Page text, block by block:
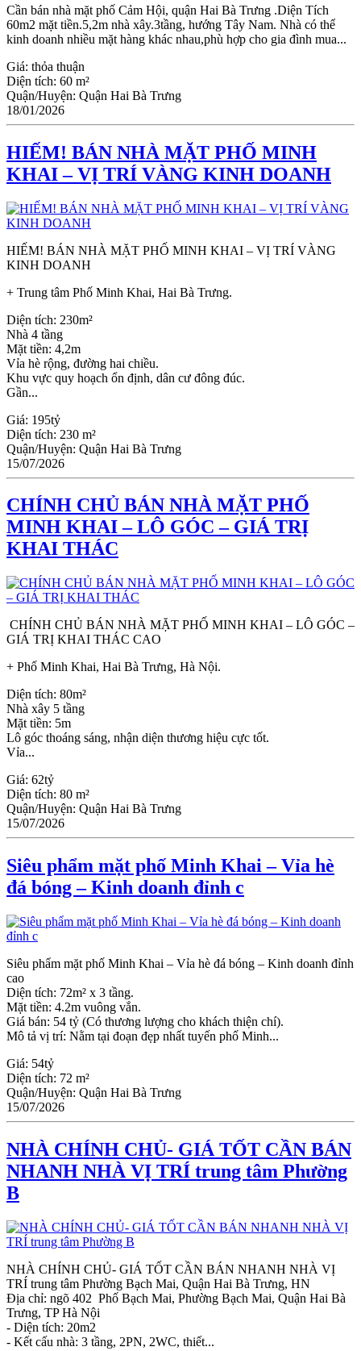
Cần bán nhà mặt phố Cảm Hội, quận Hai Bà Trưng .Diện Tích
60m2 mặt tiền.5,2m nhà xây.3tầng, hướng Tây Nam. Nhà có thể
kinh doanh nhiều mặt hàng khác nhau,phù hợp cho gia đình mua...
Giá: thỏa thuận
Diện tích: 60 m²
Quận/Huyện: Quận Hai Bà Trưng
18/01/2026
HIẾM! BÁN NHÀ MẶT PHỐ MINH
KHAI – VỊ TRÍ VÀNG KINH DOANH
HIẾM! BÁN NHÀ MẶT PHỐ MINH KHAI – VỊ TRÍ VÀNG
KINH DOANH
+ Trung tâm Phố Minh Khai, Hai Bà Trưng.
Diện tích: 230m²
Nhà 4 tầng
Mặt tiền: 4,2m
Vỉa hè rộng, đường hai chiều.
Khu vực quy hoạch ổn định, dân cư đông đúc.
Gần...
Giá: 195tỷ
Diện tích: 230 m²
Quận/Huyện: Quận Hai Bà Trưng
15/07/2026
CHÍNH CHỦ BÁN NHÀ MẶT PHỐ
MINH KHAI – LÔ GÓC – GIÁ TRỊ
KHAI THÁC
CHÍNH CHỦ BÁN NHÀ MẶT PHỐ MINH KHAI – LÔ GÓC –
GIÁ TRỊ KHAI THÁC CAO
+ Phố Minh Khai, Hai Bà Trưng, Hà Nội.
Diện tích: 80m²
Nhà xây 5 tầng
Mặt tiền: 5m
Lô góc thoáng sáng, nhận diện thương hiệu cực tốt.
Vỉa...
Giá: 62tỷ
Diện tích: 80 m²
Quận/Huyện: Quận Hai Bà Trưng
15/07/2026
Siêu phẩm mặt phố Minh Khai – Vỉa hè
đá bóng – Kinh doanh đỉnh c
Siêu phẩm mặt phố Minh Khai – Vỉa hè đá bóng – Kinh doanh đỉnh
cao
Diện tích: 72m² x 3 tầng.
Mặt tiền: 4.2m vuông vắn.
Giá bán: 54 tỷ (Có thương lượng cho khách thiện chí).
Mô tả vị trí: Nằm tại đoạn đẹp nhất tuyến phố Minh...
Giá: 54tỷ
Diện tích: 72 m²
Quận/Huyện: Quận Hai Bà Trưng
15/07/2026
NHÀ CHÍNH CHỦ- GIÁ TỐT CẦN BÁN
NHANH NHÀ VỊ TRÍ trung tâm Phường
B
NHÀ CHÍNH CHỦ- GIÁ TỐT CẦN BÁN NHANH NHÀ VỊ
TRÍ trung tâm Phường Bạch Mai, Quận Hai Bà Trưng, HN
Địa chỉ: ngõ 402 Phố Bạch Mai, Phường Bạch Mai, Quận Hai Bà
Trưng, TP Hà Nội
- Diện tích: 20m2
- Kết cấu nhà: 3 tầng, 2PN, 2WC, thiết...